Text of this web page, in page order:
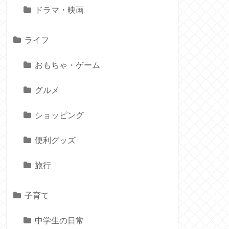
ドラマ・映画
ライフ
おもちゃ・ゲーム
グルメ
ショッピング
便利グッズ
旅行
子育て
中学生の日常